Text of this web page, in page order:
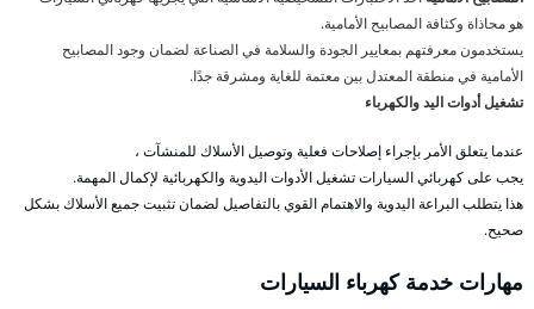
هو محاذاة وكثافة المصابيح الأمامية.
يستخدمون معرفتهم بمعايير الجودة والسلامة في الصناعة لضمان وجود المصابيح
الأمامية في منطقة المعتدل بين معتمة للغاية ومشرقة جدًا.
تشغيل أدوات اليد والكهرباء
عندما يتعلق الأمر بإجراء إصلاحات فعلية وتوصيل الأسلاك للمنشآت ،
يجب على كهربائي السيارات تشغيل الأدوات اليدوية والكهربائية لإكمال المهمة.
هذا يتطلب البراعة اليدوية والاهتمام القوي بالتفاصيل لضمان تثبيت جميع الأسلاك بشكل
صحيح.
مهارات خدمة كهرباء السيارات